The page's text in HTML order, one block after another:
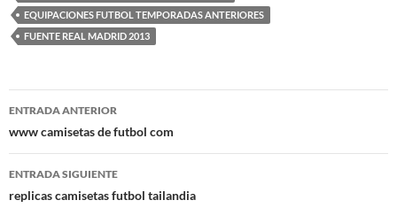
EQUIPACIONES FUTBOL TEMPORADAS ANTERIORES
FUENTE REAL MADRID 2013
Navegación
de
entradas
ENTRADA ANTERIOR
www camisetas de futbol com
ENTRADA SIGUIENTE
replicas camisetas futbol tailandia